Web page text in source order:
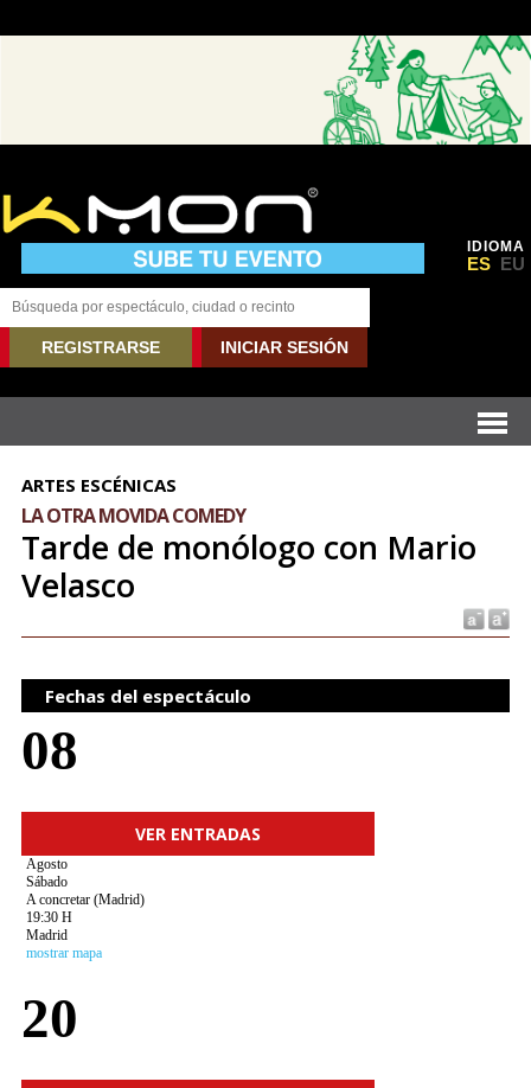
IDIOMA
ES EU
REGISTRARSE INICIAR SESIÓN
ARTES ESCÉNICAS
LA OTRA MOVIDA COMEDY
Tarde de monólogo con Mario
Velasco
Fechas del espectáculo
08
VER ENTRADAS
Agosto
Sábado
A concretar (Madrid)
19:30 H
Madrid
mostrar mapa
20